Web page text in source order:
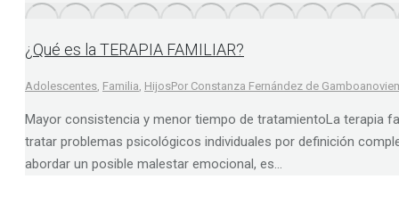
¿Qué es la TERAPIA FAMILIAR?
Adolescentes, Familia, HijosPor Constanza Fernández de Gamboa
Mayor consistencia y menor tiempo de tratamientoLa terapia
tratar problemas psicológicos individuales por definición
abordar un posible malestar emocional, es…